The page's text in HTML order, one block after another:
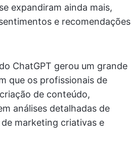
expandiram ainda mais,
e recomendações
ChatGPT gerou um grande
que os profissionais de
de conteúdo,
análises detalhadas de
marketing criativas e